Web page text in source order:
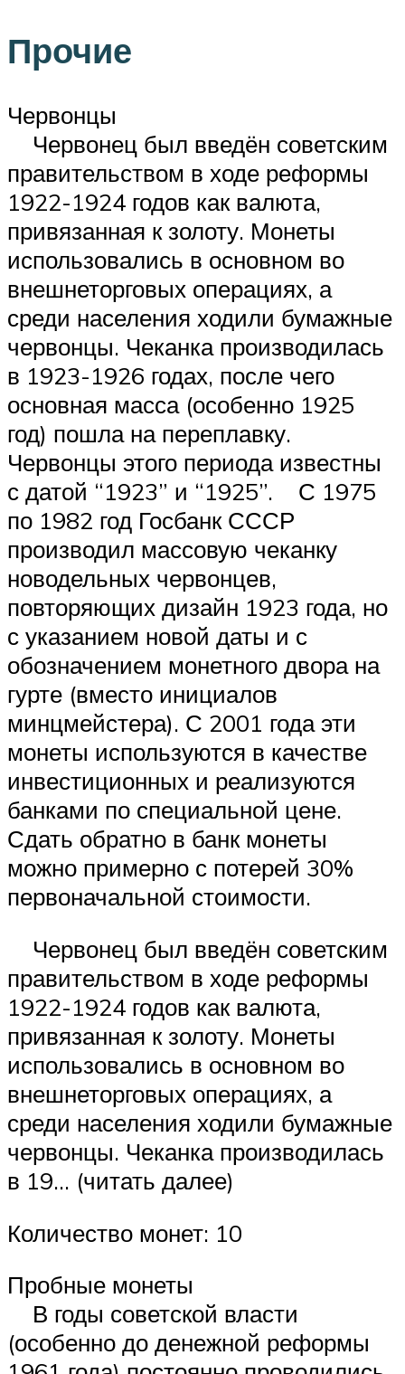
Прочие
Червонцы
Червонец был введён советским
правительством в ходе реформы
1922-1924 годов как валюта,
привязанная к золоту. Монеты
использовались в основном во
внешнеторговых операциях, а
среди населения ходили бумажные
червонцы. Чеканка производилась
в 1923-1926 годах, после чего
основная масса (особенно 1925
год) пошла на переплавку.
Червонцы этого периода известны
с датой “1923” и “1925”. С 1975
по 1982 год Госбанк СССР
производил массовую чеканку
новодельных червонцев,
повторяющих дизайн 1923 года, но
с указанием новой даты и с
обозначением монетного двора на
гурте (вместо инициалов
минцмейстера). С 2001 года эти
монеты используются в качестве
инвестиционных и реализуются
банками по специальной цене.
Сдать обратно в банк монеты
можно примерно с потерей 30%
первоначальной стоимости.
Червонец был введён советским
правительством в ходе реформы
1922-1924 годов как валюта,
привязанная к золоту. Монеты
использовались в основном во
внешнеторговых операциях, а
среди населения ходили бумажные
червонцы. Чеканка производилась
в 19… (читать далее)
Количество монет: 10
Пробные монеты
В годы советской власти
(особенно до денежной реформы